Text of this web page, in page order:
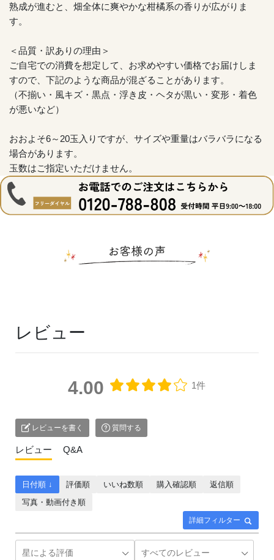
熟成が進むと、畑全体に爽やかな柑橘系の香りが広がりま
す。
＜品質・訳ありの理由＞
ご自宅での消費を想定して、お求めやすい価格でお届けしま
すので、下記のような商品が混ざることがあります。
（不揃い・風キズ・黒点・浮き皮・ヘタが黒い・変形・着色
が悪いなど）
おおよそ6～20玉入りですが、サイズや重量はバラバラになる
場合があります。
玉数はご指定いただけません。
レビュー
4.00 1件
レビューを書く 質問する
レビュー Q&A
詳細フィルター
日付順 ↓ 評価順 いいね数順 購入確認順
返信順
写真・動画付き順